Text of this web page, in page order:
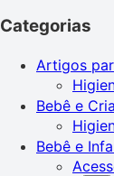
Categorias
Artigos
Bebê e
Bebê e